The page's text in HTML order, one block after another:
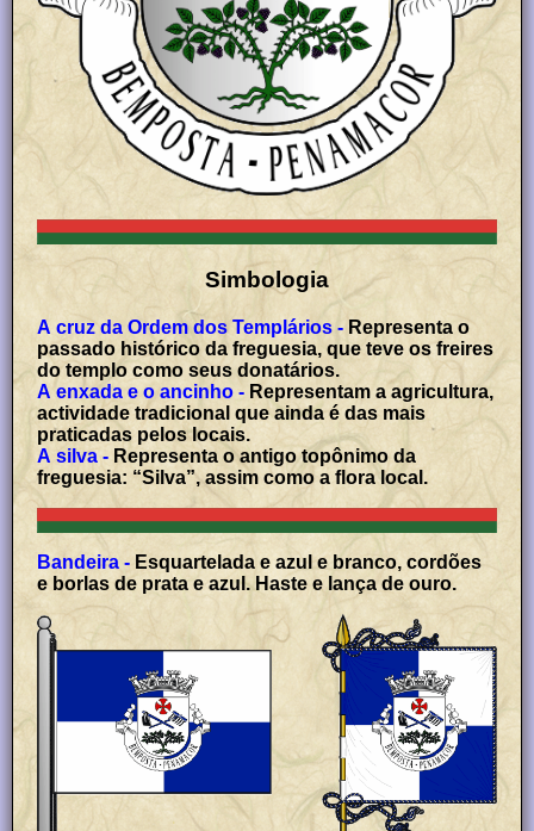
Simbologia
A cruz da Ordem dos Templários - Representa o
passado histórico da freguesia, que teve os freires
do templo como seus donatários.
A enxada e o ancinho - Representam a agricultura,
actividade tradicional que ainda é das mais
praticadas pelos locais.
A silva - Representa o antigo topônimo da
freguesia: “Silva”, assim como a flora local.
Bandeira - Esquartelada e azul e branco, cordões
e borlas de prata e azul. Haste e lança de ouro.